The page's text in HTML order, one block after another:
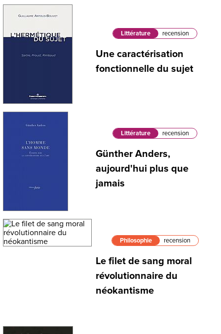
Littérature recension
Une caractérisation
fonctionnelle du sujet
Littérature recension
Günther Anders,
aujourd'hui plus que
jamais
Philosophie recension
Le filet de sang moral
révolutionnaire du
néokantisme